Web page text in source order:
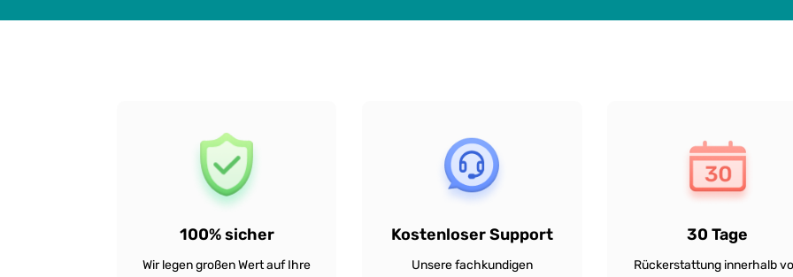
100% sicher
Wir legen großen Wert auf Ihre
Kostenloser Support
Unsere fachkundigen
30 Tage
Rückerstattung innerhalb